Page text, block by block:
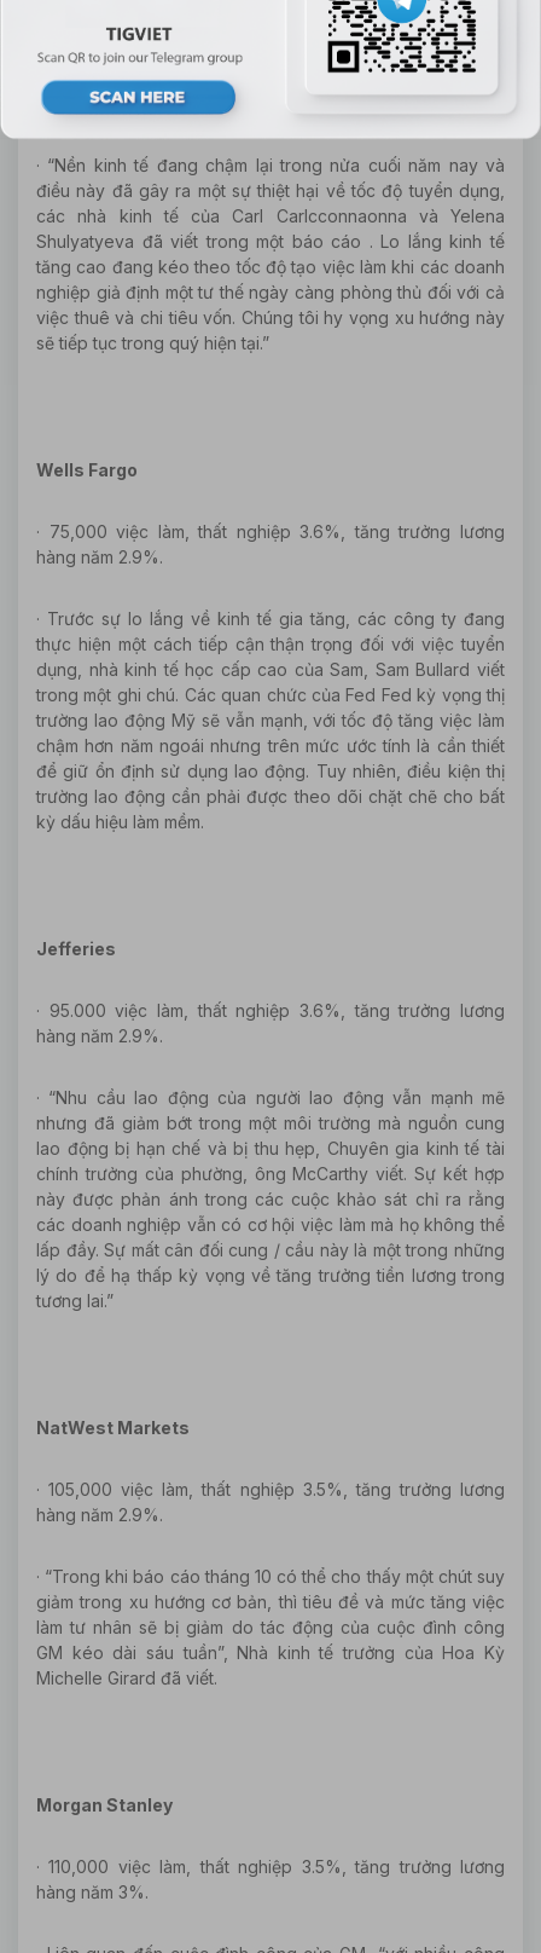
· 70,000 việc làm, thất nghiệp 3.6%, tăng trưởng lương
hàng năm 3%.
· “Nền kinh tế đang chậm lại trong nửa cuối năm nay và
điều này đã gây ra một sự thiệt hại về tốc độ tuyển dụng,
các nhà kinh tế của Carl Carlcconnaonna và Yelena
Shulyatyeva đã viết trong một báo cáo . Lo lắng kinh tế
tăng cao đang kéo theo tốc độ tạo việc làm khi các doanh
nghiệp giả định một tư thế ngày càng phòng thủ đối với cả
việc thuê và chi tiêu vốn. Chúng tôi hy vọng xu hướng này
sẽ tiếp tục trong quý hiện tại.”
Wells Fargo
· 75,000 việc làm, thất nghiệp 3.6%, tăng trưởng lương
hàng năm 2.9%.
· Trước sự lo lắng về kinh tế gia tăng, các công ty đang
thực hiện một cách tiếp cận thận trọng đối với việc tuyển
dụng, nhà kinh tế học cấp cao của Sam, Sam Bullard viết
trong một ghi chú. Các quan chức của Fed Fed kỳ vọng thị
trường lao động Mỹ sẽ vẫn mạnh, với tốc độ tăng việc làm
chậm hơn năm ngoái nhưng trên mức ước tính là cần thiết
để giữ ổn định sử dụng lao động. Tuy nhiên, điều kiện thị
trường lao động cần phải được theo dõi chặt chẽ cho bất
kỳ dấu hiệu làm mềm.
Jefferies
· 95.000 việc làm, thất nghiệp 3.6%, tăng trưởng lương
hàng năm 2.9%.
· “Nhu cầu lao động của người lao động vẫn mạnh mẽ
nhưng đã giảm bớt trong một môi trường mà nguồn cung
lao động bị hạn chế và bị thu hẹp, Chuyên gia kinh tế tài
chính trưởng của phường, ông McCarthy viết. Sự kết hợp
này được phản ánh trong các cuộc khảo sát chỉ ra rằng
các doanh nghiệp vẫn có cơ hội việc làm mà họ không thể
lấp đầy. Sự mất cân đối cung / cầu này là một trong những
lý do để hạ thấp kỳ vọng về tăng trưởng tiền lương trong
tương lai.”
NatWest Markets
· 105,000 việc làm, thất nghiệp 3.5%, tăng trưởng lương
hàng năm 2.9%.
· “Trong khi báo cáo tháng 10 có thể cho thấy một chút suy
giảm trong xu hướng cơ bản, thì tiêu đề và mức tăng việc
làm tư nhân sẽ bị giảm do tác động của cuộc đình công
GM kéo dài sáu tuần”, Nhà kinh tế trưởng của Hoa Kỳ
Michelle Girard đã viết.
Morgan Stanley
· 110,000 việc làm, thất nghiệp 3.5%, tăng trưởng lương
hàng năm 3%.